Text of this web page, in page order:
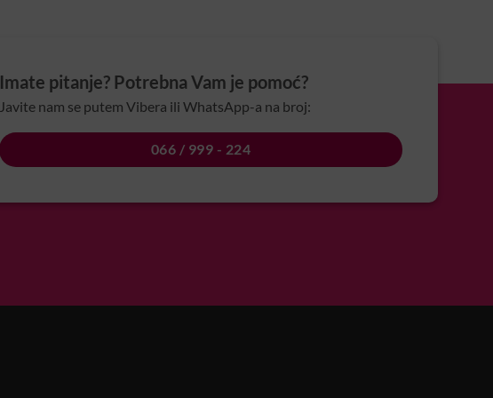
Imate pitanje? Potrebna Vam je pomoć?
Javite nam se putem Vibera ili WhatsApp-a na broj:
066 / 999 - 224